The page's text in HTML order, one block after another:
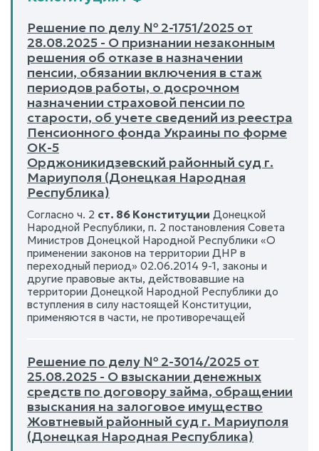
Решение по делу № 2-1751/2025 от
28.08.2025 - О признании незаконным
решения об отказе в назначении
пенсии, обязании включения в стаж
периодов работы, о досрочном
назначении страховой пенсии по
старости, об учете сведений из реестра
Пенсионного фонда Украины по форме
ОК-5
Орджоникидзевский районный суд г.
Мариуполя (Донецкая Народная
Республика)
Согласно ч. 2 ст. 86 Конституции Донецкой
Народной Республики, п. 2 постановления Совета
Министров Донецкой Народной Республики «О
применении законов на территории ДНР в
переходный период» 02.06.2014 9-1, законы и
другие правовые акты, действовавшие на
территории Донецкой Народной Республики до
вступления в силу настоящей Конституции,
применяются в части, не противоречащей
Решение по делу № 2-3014/2025 от
25.08.2025 - О взыскании денежных
средств по договору займа, обращении
взыскания на залоговое имущество
Жовтневый районный суд г. Мариуполя
(Донецкая Народная Республика)